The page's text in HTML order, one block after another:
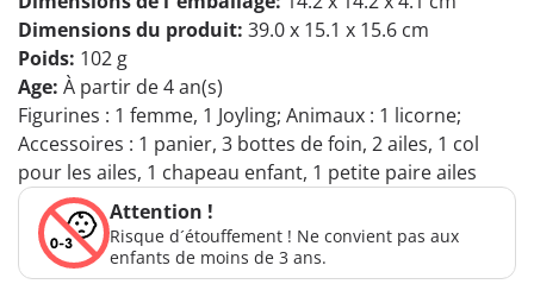
Dimensions du produit: 39.0 x 15.1 x 15.6 cm
Poids: 102 g
Age: À partir de 4 an(s)
Figurines : 1 femme, 1 Joyling; Animaux : 1 licorne;
Accessoires : 1 panier, 3 bottes de foin, 2 ailes, 1 col
pour les ailes, 1 chapeau enfant, 1 petite paire ailes
Attention !
Risque d´étouffement ! Ne convient pas aux
enfants de moins de 3 ans.